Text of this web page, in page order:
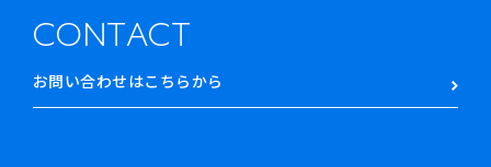
CONTACT
お問い合わせはこちらから